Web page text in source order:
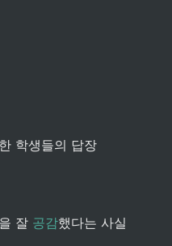
한 학생들의 답장
잘 공감했다는 사실